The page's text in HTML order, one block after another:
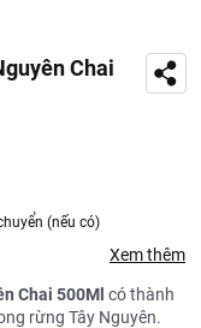
Chai
(nếu có)
Xem thêm
Chai 500Ml có thành
rừng Tây Nguyên.